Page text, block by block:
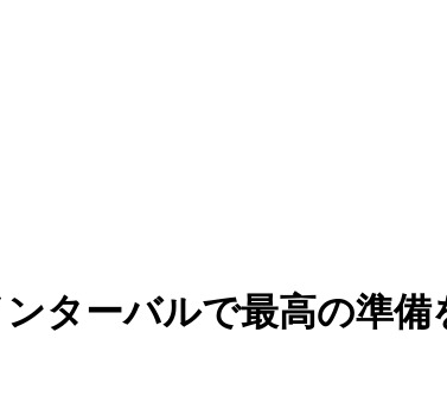
ターバルで最高の準備